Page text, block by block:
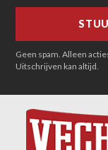
Geen spam. Alleen
Uitschrijven kan altijd.